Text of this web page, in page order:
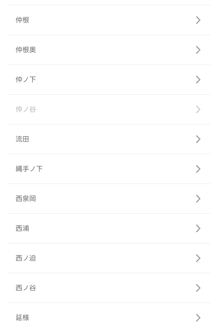
仲根
仲根奥
仲ノ下
仲ノ谷
流田
縄手ノ下
西泉岡
西浦
西ノ迫
西ノ谷
延様